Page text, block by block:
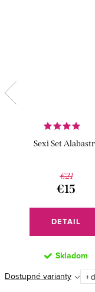
Sexi Set
€21
€15
DETAIL
Skladom
Dostupné varianty
+